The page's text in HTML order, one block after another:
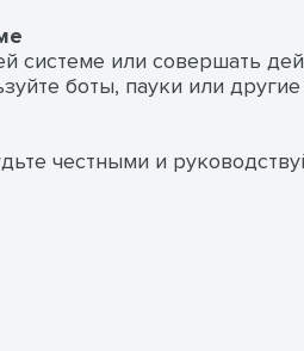
системе или совершать
боты, пауки или другие
честными и